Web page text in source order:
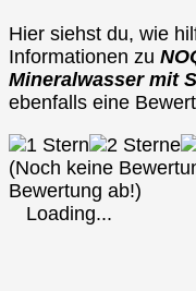
Hier siehst du, wie
Informationen zu
Mineralwasser mit
ebenfalls eine
(Noch keine
Bewertung ab!)
Loading...